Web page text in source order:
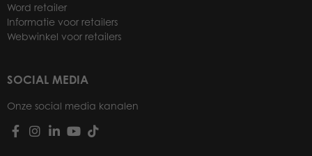
Word retailer
Informatie voor retailers
Webwinkel voor retailers
SOCIAL MEDIA
Onze social media kanalen